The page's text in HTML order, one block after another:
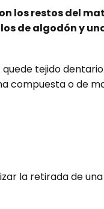
los restos del
de algodón y
tejido
compuesta o de
la retirada de